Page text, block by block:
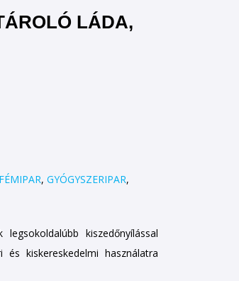
LÁDA,
FÉMIPAR, GYÓGYSZERIPAR,
kiszedőnyílással
kiskereskedelmi használatra